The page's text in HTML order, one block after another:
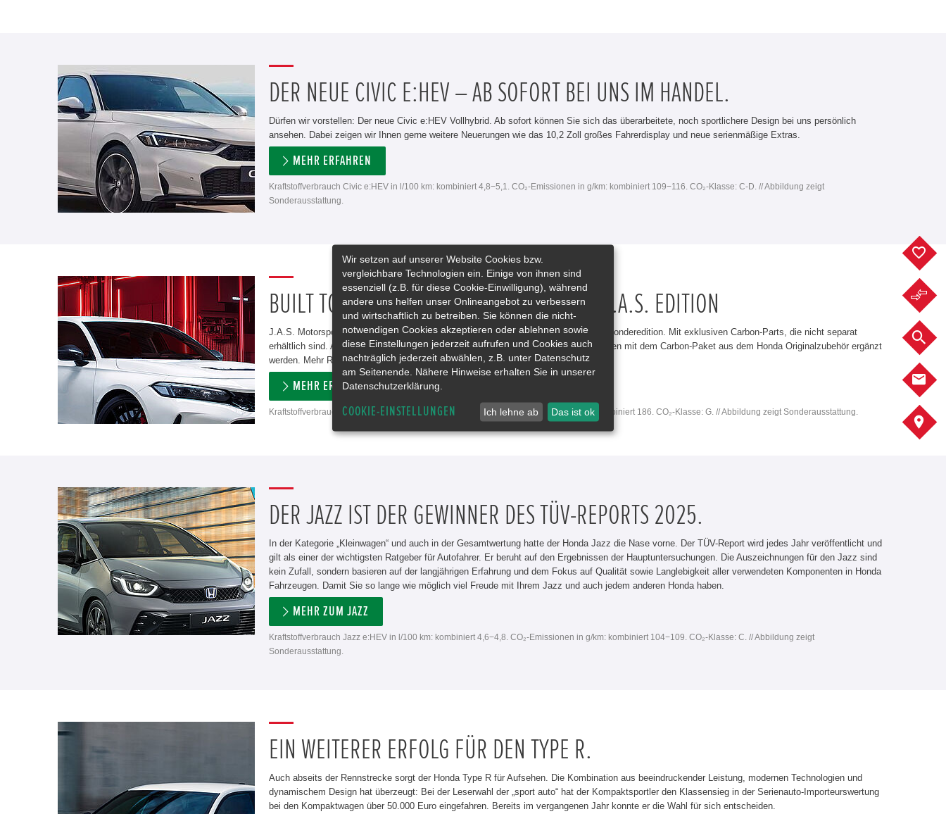
DER NEUE CIVIC E:HEV – AB SOFORT BEI UNS IM HANDEL.
Dürfen wir vorstellen: Der neue Civic e:HEV Vollhybrid. Ab sofort können Sie sich das überarbeitete, noch sportlichere Design bei uns persönlich
ansehen. Dabei zeigen wir Ihnen gerne weitere Neuerungen wie das 10,2 Zoll großes Fahrerdisplay und neue serienmäßige Extras.
MEHR ERFAHREN
Kraftstoffverbrauch Civic e:HEV in l/100 km: kombiniert 4,8−5,1. CO₂-Emissionen in g/km: kombiniert 109−116. CO₂-Klasse: C-D. // Abbildung zeigt
Sonderausstattung.
BUILT TO PERFORM: HONDA CIVIC TYPE R J.A.S. EDITION
J.A.S. Motorsport ist seit 1998 Honda Racing-Partner und Entwickler der neuesten Sonderedition. Mit exklusiven Carbon-Parts, die nicht separat
erhältlich sind. Alle J.A.S. Komponenten sind aus echtem Carbon gefertigt und können mit dem Carbon-Paket aus dem Honda Originalzubehör ergänzt
werden. Mehr Rennsport-Feeling geht nicht. Jetzt bei uns verfügbar.
MEHR ERFAHREN
Kraftstoffverbrauch Civic Type R in l/100 km: kombiniert 8,2. CO₂-Emissionen in g/km: kombiniert 186. CO₂-Klasse: G. // Abbildung zeigt Sonderausstattung.
DER JAZZ IST DER GEWINNER DES TÜV-REPORTS 2025.
In der Kategorie „Kleinwagen“ und auch in der Gesamtwertung hatte der Honda Jazz die Nase vorne. Der TÜV-Report wird jedes Jahr veröffentlicht und
gilt als einer der wichtigsten Ratgeber für Autofahrer. Er beruht auf den Ergebnissen der Hauptuntersuchungen. Die Auszeichnungen für den Jazz sind
kein Zufall, sondern basieren auf der langjährigen Erfahrung und dem Fokus auf Qualität sowie Langlebigkeit aller verwendeten Komponenten in Honda
Fahrzeugen. Damit Sie so lange wie möglich viel Freude mit Ihrem Jazz und auch jedem anderen Honda haben.
MEHR ZUM JAZZ
Kraftstoffverbrauch Jazz e:HEV in l/100 km: kombiniert 4,6−4,8. CO₂-Emissionen in g/km: kombiniert 104−109. CO₂-Klasse: C. // Abbildung zeigt
Sonderausstattung.
EIN WEITERER ERFOLG FÜR DEN TYPE R.
Auch abseits der Rennstrecke sorgt der Honda Type R für Aufsehen. Die Kombination aus beeindruckender Leistung, modernen Technologien und
dynamischem Design hat überzeugt: Bei der Leserwahl der „sport auto“ hat der Kompaktsportler den Klassensieg in der Serienauto-Importeurswertung
bei den Kompaktwagen über 50.000 Euro eingefahren. Bereits im vergangenen Jahr konnte er die Wahl für sich entscheiden.
Wir setzen auf unserer Website Cookies bzw.
vergleichbare Technologien ein. Einige von ihnen sind
essenziell (z.B. für diese Cookie-Einwilligung), während
andere uns helfen unser Onlineangebot zu verbessern
und wirtschaftlich zu betreiben. Sie können die nicht-
notwendigen Cookies akzeptieren oder ablehnen sowie
diese Einstellungen jederzeit aufrufen und Cookies auch
nachträglich jederzeit abwählen, z.B. unter Datenschutz
am Seitenende. Nähere Hinweise erhalten Sie in unserer
Datenschutzerklärung.
COOKIE-EINSTELLUNGEN Ich lehne ab Das ist ok